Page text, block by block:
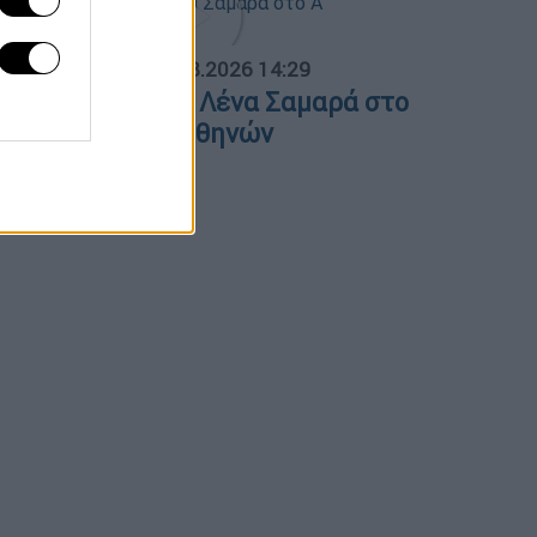
07.08.2026 14:29
για τη Λένα Σαμαρά στο
Νεκροταφείο Αθηνών